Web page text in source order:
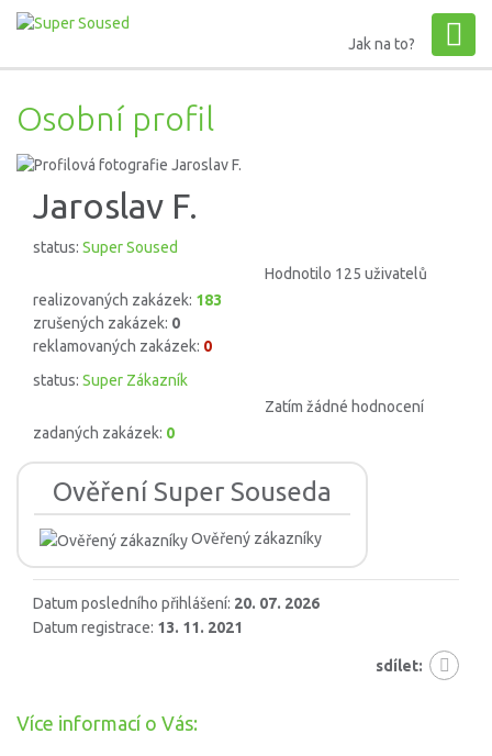
Jak na to?
Osobní profil
Jaroslav F.
status: Super Soused
Hodnotilo 125 uživatelů
realizovaných zakázek: 183
zrušených zakázek: 0
reklamovaných zakázek: 0
status: Super Zákazník
Zatím žádné hodnocení
zadaných zakázek: 0
Ověření Super Souseda
Ověřený zákazníky
Datum posledního přihlášení: 20. 07. 2026
Datum registrace: 13. 11. 2021
sdílet:
Více informací o Vás: